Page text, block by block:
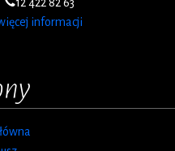
informacji